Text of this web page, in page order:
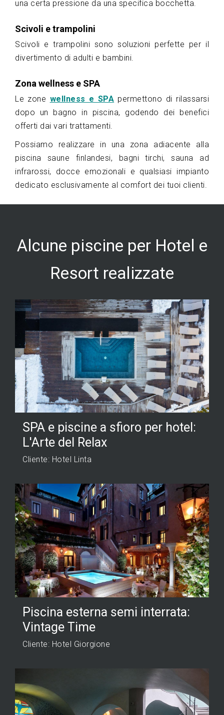
una certa pressione da una specifica bocchetta.
Scivoli e trampolini
Scivoli e trampolini sono soluzioni perfette per il
divertimento di adulti e bambini.
Zona wellness e SPA
Le zone wellness e SPA permettono di rilassarsi
dopo un bagno in piscina, godendo dei benefici
offerti dai vari trattamenti.
Possiamo realizzare in una zona adiacente alla
piscina saune finlandesi, bagni tirchi, sauna ad
infrarossi, docce emozionali e qualsiasi impianto
dedicato esclusivamente al comfort dei tuoi clienti.
Alcune piscine per Hotel e
Resort realizzate
SPA e piscine a sfioro per hotel:
L'Arte del Relax
Cliente: Hotel Linta
Piscina esterna semi interrata:
Vintage Time
Cliente: Hotel Giorgione